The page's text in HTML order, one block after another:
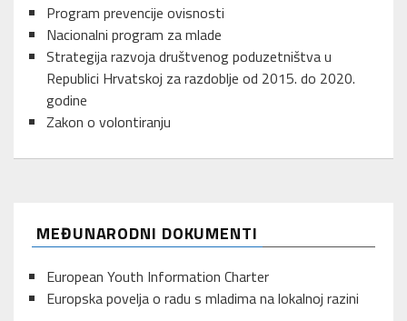
Program prevencije ovisnosti
Nacionalni program za mlade
Strategija razvoja društvenog poduzetništva u
Republici Hrvatskoj za razdoblje od 2015. do 2020.
godine
Zakon o volontiranju
MEĐUNARODNI DOKUMENTI
European Youth Information Charter
Europska povelja o radu s mladima na lokalnoj razini